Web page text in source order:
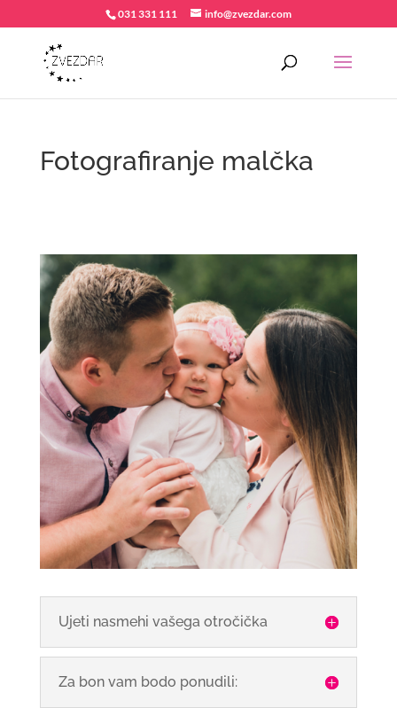
031 331 111 info@zvezdar.com
Fotografiranje malčka
Ujeti nasmehi vašega otročička
Za bon vam bodo ponudili: